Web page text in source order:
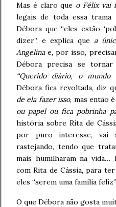
Mas é claro que o Félix vai
legais de toda essa
Débora que “eles estão
dizer”, e explica que a
Angelinae, por isso,
Débora precisa se
“Querido diário, o mundo
Débora fica revoltada, diz
de ela fazer isso, mas então
ou papel ou fica pobrinha
história sobre Rita de
por puro interesse, vai
rastejando, tendo que
mais humilharam na vida…
com Rita de Cássia, para
eles “serem uma família feliz”.
O que Débora não gosta